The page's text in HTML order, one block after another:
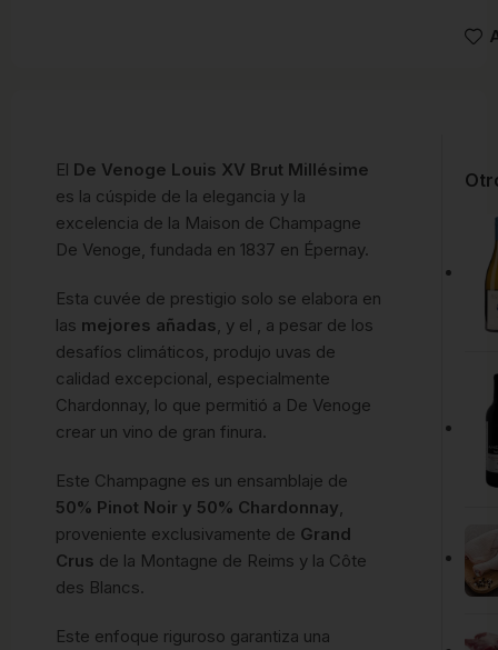
El De Venoge Louis XV Brut Millésime
es la cúspide de la elegancia y la
excelencia de la Maison de Champagne
De Venoge, fundada en 1837 en Épernay.
Esta cuvée de prestigio solo se elabora en
las mejores añadas, y el , a pesar de los
desafíos climáticos, produjo uvas de
calidad excepcional, especialmente
Chardonnay, lo que permitió a De Venoge
crear un vino de gran finura.
Este Champagne es un ensamblaje de
50% Pinot Noir y 50% Chardonnay,
proveniente exclusivamente de Grand
Crus de la Montagne de Reims y la Côte
des Blancs.
Este enfoque riguroso garantiza una